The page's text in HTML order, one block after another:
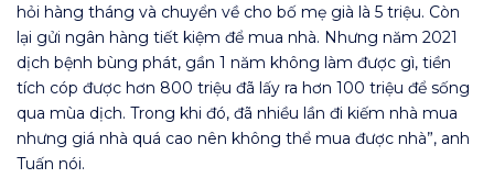
hỏi hàng tháng và chuyển về cho bố mẹ già là 5 triệu. Còn
lại gửi ngân hàng tiết kiệm để mua nhà. Nhưng năm 2021
dịch bệnh bùng phát, gần 1 năm không làm được gì, tiền
tích cóp được hơn 800 triệu đã lấy ra hơn 100 triệu để sống
qua mùa dịch. Trong khi đó, đã nhiều lần đi kiếm nhà mua
nhưng giá nhà quá cao nên không thể mua được nhà”, anh
Tuấn nói.